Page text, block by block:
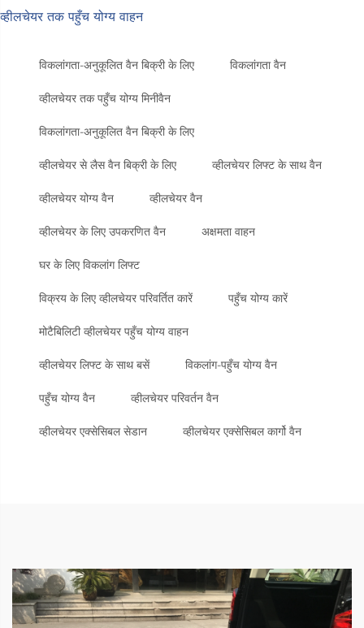
व्हीलचेयर तक पहुँच योग्य वाहन
विकलांगता-अनुकूलित वैन बिक्री के लिए विकलांगता वैन
व्हीलचेयर तक पहुँच योग्य मिनीवैन
विकलांगता-अनुकूलित वैन बिक्री के लिए
व्हीलचेयर से लैस वैन बिक्री के लिए व्हीलचेयर लिफ्ट के साथ वैन
व्हीलचेयर योग्य वैन व्हीलचेयर वैन
व्हीलचेयर के लिए उपकरणित वैन अक्षमता वाहन
घर के लिए विकलांग लिफ्ट
विक्रय के लिए व्हीलचेयर परिवर्तित कारें पहुँच योग्य कारें
मोटैबिलिटी व्हीलचेयर पहुँच योग्य वाहन
व्हीलचेयर लिफ्ट के साथ बसें विकलांग-पहुँच योग्य वैन
पहुँच योग्य वैन व्हीलचेयर परिवर्तन वैन
व्हीलचेयर एक्सेसिबल सेडान व्हीलचेयर एक्सेसिबल कार्गो वैन